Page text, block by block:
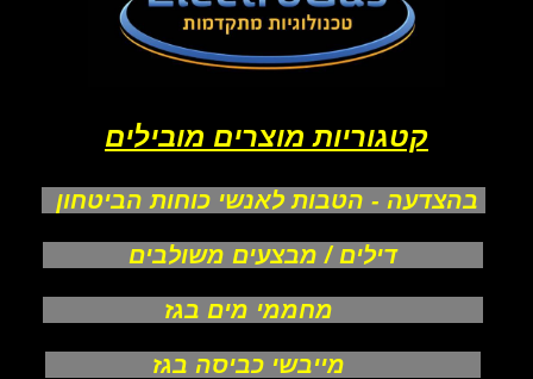
קטגוריות מוצרים מובילים
בהצדעה - הטבות לאנשי כוחות הביטחון
דילים / מבצעים משולבים
מחממי מים בגז
מייבשי כביסה בגז